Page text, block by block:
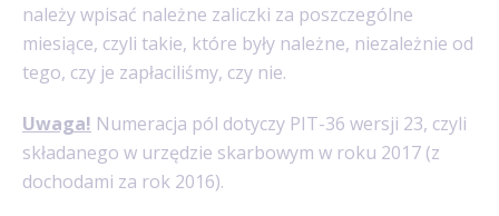
należy wpisać należne zaliczki za poszczególne
miesiące, czyli takie, które były należne, niezależnie od
tego, czy je zapłaciliśmy, czy nie.
Uwaga! Numeracja pól dotyczy PIT-36 wersji 23, czyli
składanego w urzędzie skarbowym w roku 2017 (z
dochodami za rok 2016).